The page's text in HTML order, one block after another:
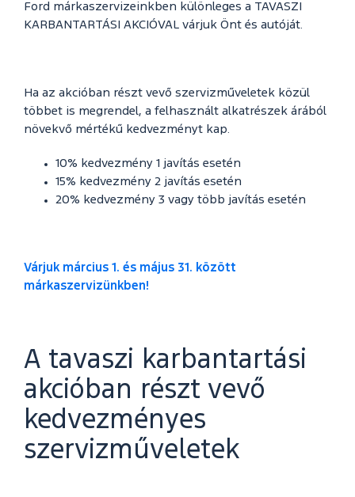
Ford márkaszervizeinkben különleges a TAVASZI
KARBANTARTÁSI AKCIÓVAL várjuk Önt és autóját.
Ha az akcióban részt vevő szervizműveletek közül
többet is megrendel, a felhasznált alkatrészek árából
növekvő mértékű kedvezményt kap.
10% kedvezmény 1 javítás esetén
15% kedvezmény 2 javítás esetén
20% kedvezmény 3 vagy több javítás esetén
Várjuk március 1. és május 31. között
márkaszervizünkben!
A tavaszi karbantartási
akcióban részt vevő
kedvezményes
szervizműveletek